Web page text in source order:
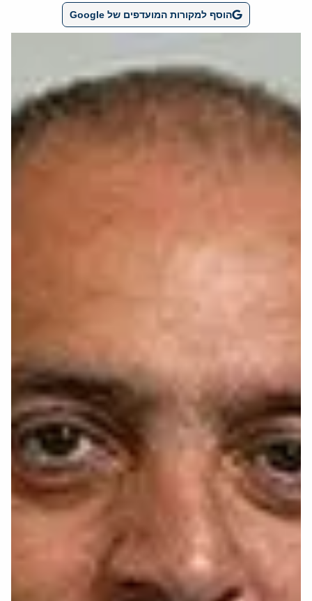
הוסף למקורות המועדפים של Google